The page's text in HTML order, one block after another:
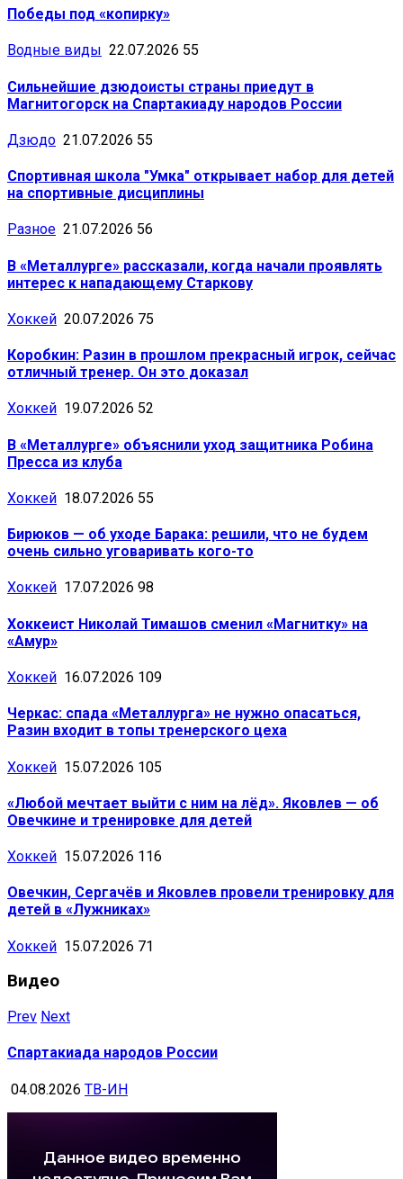
Победы под «копирку»
Водные виды 22.07.2026 55
Сильнейшие дзюдоисты страны приедут в
Магнитогорск на Спартакиаду народов России
Дзюдо 21.07.2026 55
Спортивная школа "Умка" открывает набор для детей
на спортивные дисциплины
Разное 21.07.2026 56
В «Металлурге» рассказали, когда начали проявлять
интерес к нападающему Старкову
Хоккей 20.07.2026 75
Коробкин: Разин в прошлом прекрасный игрок, сейчас
отличный тренер. Он это доказал
Хоккей 19.07.2026 52
В «Металлурге» объяснили уход защитника Робина
Пресса из клуба
Хоккей 18.07.2026 55
Бирюков — об уходе Барака: решили, что не будем
очень сильно уговаривать кого-то
Хоккей 17.07.2026 98
Хоккеист Николай Тимашов сменил «Магнитку» на
«Амур»
Хоккей 16.07.2026 109
Черкас: спада «Металлурга» не нужно опасаться,
Разин входит в топы тренерского цеха
Хоккей 15.07.2026 105
«Любой мечтает выйти с ним на лёд». Яковлев — об
Овечкине и тренировке для детей
Хоккей 15.07.2026 116
Овечкин, Сергачёв и Яковлев провели тренировку для
детей в «Лужниках»
Хоккей 15.07.2026 71
Видео
Prev Next
Спартакиада народов России
04.08.2026 ТВ-ИН